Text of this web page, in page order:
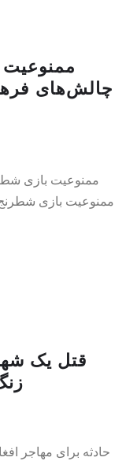
ممنوعیت
چالش‌های
ممنوعیت بازی
ممنوعیت بازی شطرنج
قتل یک
حادثه برای مهاجر